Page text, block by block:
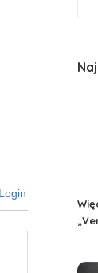
Login